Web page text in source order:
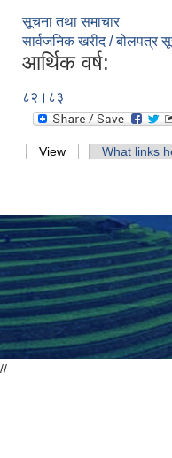
सूचना तथा समाचार
सार्वजनिक खरीद / बोलपत्र
आर्थिक वर्ष:
८२।८३
Primary tabs
View (active tab)What links
//